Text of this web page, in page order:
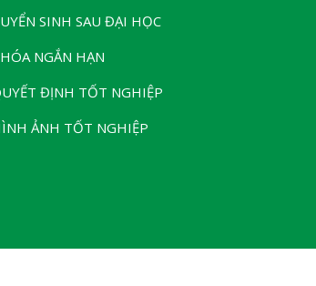
SINH SAU ĐẠI HỌC
NGẮN HẠN
ĐỊNH TỐT NGHIỆP
ẢNH TỐT NGHIỆP